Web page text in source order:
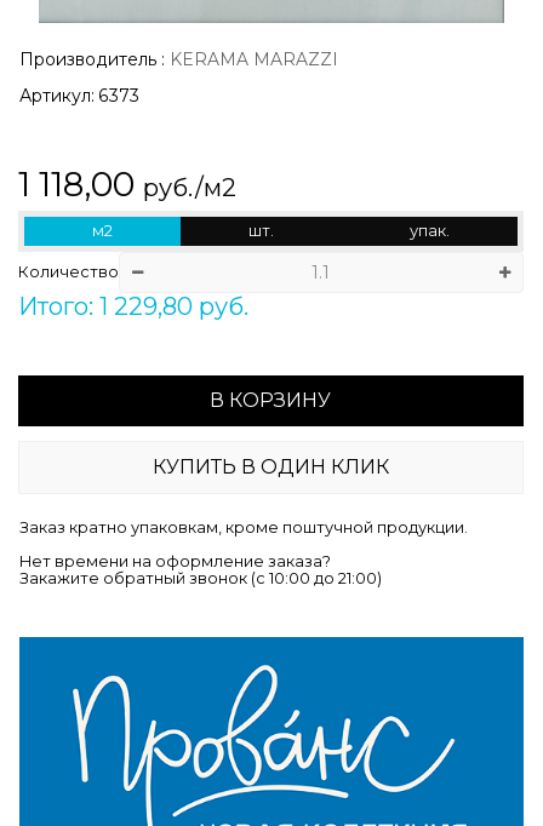
Производитель : KERAMA MARAZZI
Артикул: 6373
1 118,00 руб./м2
м2 шт. упак.
Количество
Итого: 1 229,80 руб.
В КОРЗИНУ
КУПИТЬ В ОДИН КЛИК
Заказ кратно упаковкам, кроме поштучной продукции.
Нет времени на оформление заказа?
Закажите обратный звонок (c 10:00 до 21:00)